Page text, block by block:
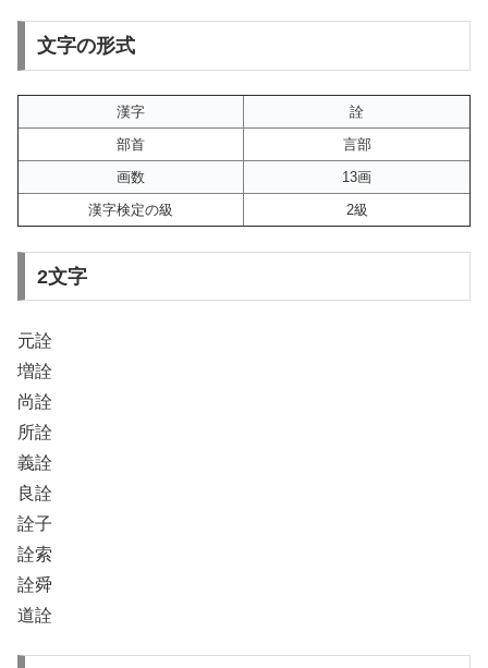
文字の形式
漢字
詮
部首
言部
画数
13画
漢字検定の級
2級
2文字
元詮
増詮
尚詮
所詮
義詮
良詮
詮子
詮索
詮舜
道詮